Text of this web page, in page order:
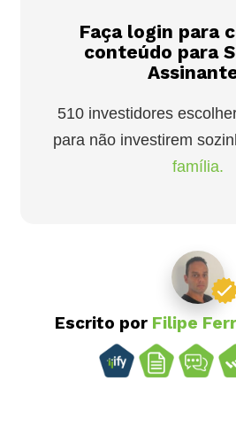
Faça login para
conteúdo para
510 investidores
para não investirem
família.
Escrito por Filipe